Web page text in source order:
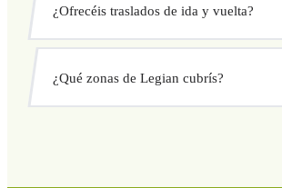
cerrado antes de salir. Sin cargos ocultos ni
Consulta tu precio al instante en el formulario.
¿Ofrecéis traslados de ida y vuelta?
directamente desde nuestro sistema de reservas.
¿Qué zonas de Legian cubrís?